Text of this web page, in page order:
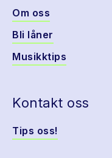
Om oss
Bli låner
Musikktips
Kontakt oss
Tips oss!